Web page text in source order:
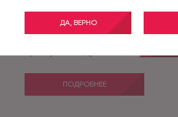
ДА, ВЕРНО
Form ID78 Дуб Аббати 8 мм 33
ПОДРОБНЕЕ